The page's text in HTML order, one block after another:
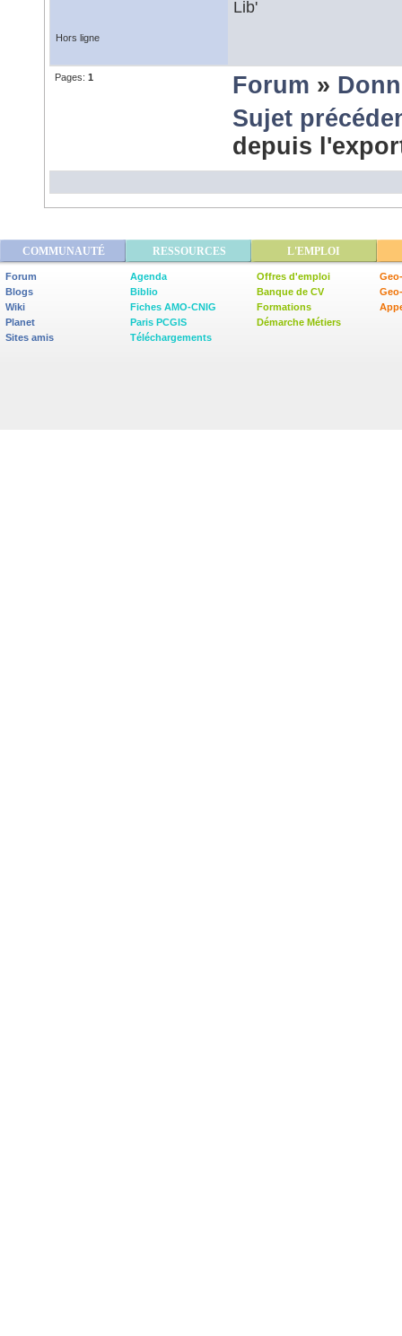
Lib'
Hors ligne
Pages: 1 Forum »
Sujet
depuis
COMMUNAUTÉ RESSOURCES L'EMPLOI
Forum
Blogs
Wiki
Planet
Sites amis
Agenda
Biblio
Fiches AMO-CNIG
Paris PCGIS
Téléchargements
Offres d'emploi
Banque de CV
Formations
Démarche Métiers